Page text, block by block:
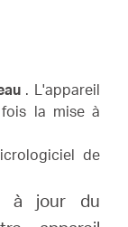
. L'appareil
fois la mise à
de
à jour du